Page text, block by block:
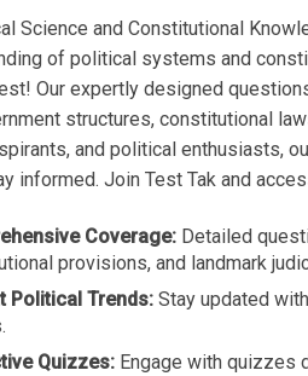
Science and Constitutional
of political systems and
Our expertly designed
structures, constitutional
and political enthusiasts,
informed. Join Test Tak and
Coverage: Detailed
provisions, and landmark
Political Trends: Stay updated
Quizzes: Engage with quizzes